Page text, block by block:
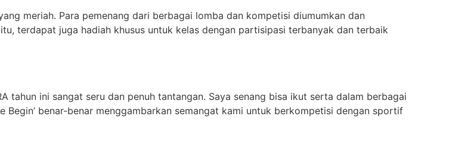
meriah. Para pemenang dari berbagai lomba dan kompetisi diumumkan dan
terdapat juga hadiah khusus untuk kelas dengan partisipasi terbanyak dan terbaik
tahun ini sangat seru dan penuh tantangan. Saya senang bisa ikut serta dalam berbagai
Begin’ benar-benar menggambarkan semangat kami untuk berkompetisi dengan sportif